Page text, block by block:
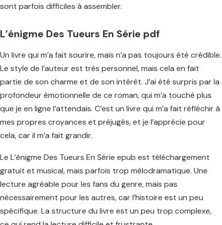
sont parfois difficiles à assembler.
L’énigme Des Tueurs En Série pdf
Un livre qui m’a fait sourire, mais n’a pas toujours été crédible.
Le style de l’auteur est très personnel, mais cela en fait
partie de son charme et de son intérêt. J’ai été surpris par la
profondeur émotionnelle de ce roman, qui m’a touché plus
que je en ligne l’attendais. C’est un livre qui m’a fait réfléchir à
mes propres croyances et préjugés, et je l’apprécie pour
cela, car il m’a fait grandir.
Le L’énigme Des Tueurs En Série epub est téléchargement
gratuit et musical, mais parfois trop mélodramatique. Une
lecture agréable pour les fans du genre, mais pas
nécessairement pour les autres, car l’histoire est un peu
spécifique. La structure du livre est un peu trop complexe,